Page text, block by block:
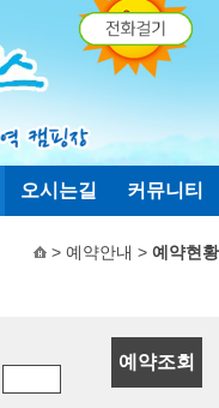
오시는길 커뮤니티
> 예약안내 > 예약현황